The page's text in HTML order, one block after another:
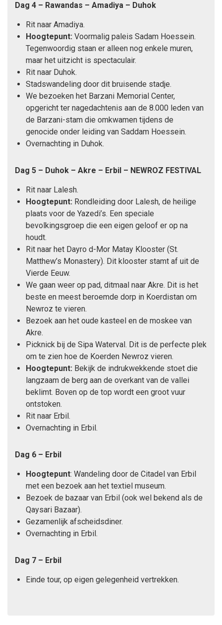
Dag 4 – Rawandas – Amadiya – Duhok
Rit naar Amadiya.
Hoogtepunt: Voormalig paleis Sadam Hoessein.
Tegenwoordig staan er alleen nog enkele muren,
maar het uitzicht is spectaculair.
Rit naar Duhok.
Stadswandeling door dit bruisende stadje.
We bezoeken het Barzani Memorial Center,
opgericht ter nagedachtenis aan de 8.000 leden van
de Barzani-stam die omkwamen tijdens de
genocide onder leiding van Saddam Hoessein.
Overnachting in Duhok.
Dag 5 – Duhok – Akre – Erbil – NEWROZ FESTIVAL
Rit naar Lalesh.
Hoogtepunt: Rondleiding door Lalesh, de heilige
plaats voor de Yazedi’s. Een speciale
bevolkingsgroep die een eigen geloof er op na
houdt.
Rit naar het Dayro d-Mor Matay Klooster (St.
Matthew’s Monastery). Dit klooster stamt af uit de
Vierde Eeuw.
We gaan weer op pad, ditmaal naar Akre. Dit is het
beste en meest beroemde dorp in Koerdistan om
Newroz te vieren.
Bezoek aan het oude kasteel en de moskee van
Akre.
Picknick bij de Sipa Waterval. Dit is de perfecte plek
om te zien hoe de Koerden Newroz vieren.
Hoogtepunt: Bekijk de indrukwekkende stoet die
langzaam de berg aan de overkant van de vallei
beklimt. Boven op de top wordt een groot vuur
ontstoken.
Rit naar Erbil.
Overnachting in Erbil.
Dag 6 – Erbil
Hoogtepunt: Wandeling door de Citadel van Erbil
met een bezoek aan het textiel museum.
Bezoek de bazaar van Erbil (ook wel bekend als de
Qaysari Bazaar).
Gezamenlijk afscheidsdiner.
Overnachting in Erbil.
Dag 7 – Erbil
Einde tour, op eigen gelegenheid vertrekken.